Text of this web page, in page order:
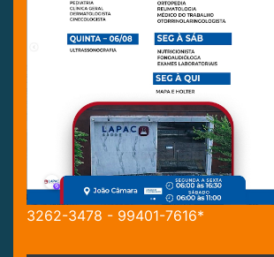
3262-3478 - 99401-7616*